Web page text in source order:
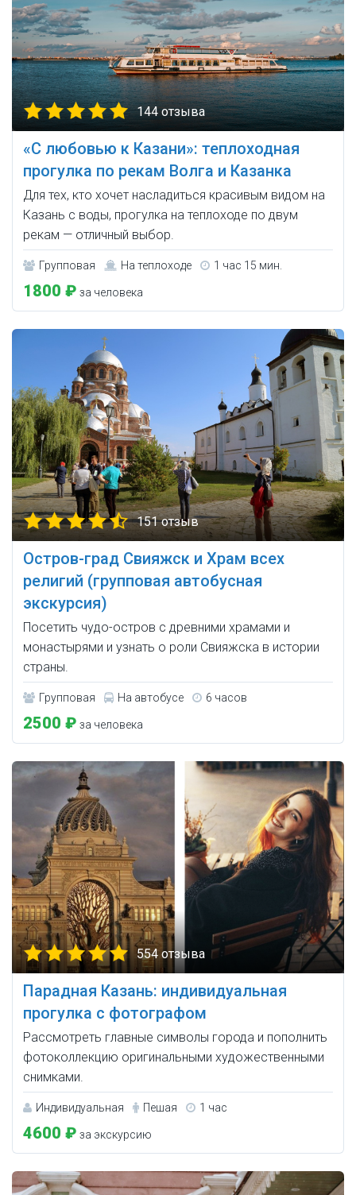
144 отзыва
«С любовью к Казани»: теплоходная
прогулка по рекам Волга и Казанка
Для тех, кто хочет насладиться красивым видом на
Казань с воды, прогулка на теплоходе по двум
рекам — отличный выбор.
Групповая На теплоходе 1 час 15 мин.
1800 ₽ за человека
151 отзыв
Остров-град Свияжск и Храм всех
религий (групповая автобусная
экскурсия)
Посетить чудо-остров с древними храмами и
монастырями и узнать о роли Свияжска в истории
страны.
Групповая На автобусе 6 часов
2500 ₽ за человека
554 отзыва
Парадная Казань: индивидуальная
прогулка с фотографом
Рассмотреть главные символы города и пополнить
фотоколлекцию оригинальными художественными
снимками.
Индивидуальная Пешая 1 час
4600 ₽ за экскурсию